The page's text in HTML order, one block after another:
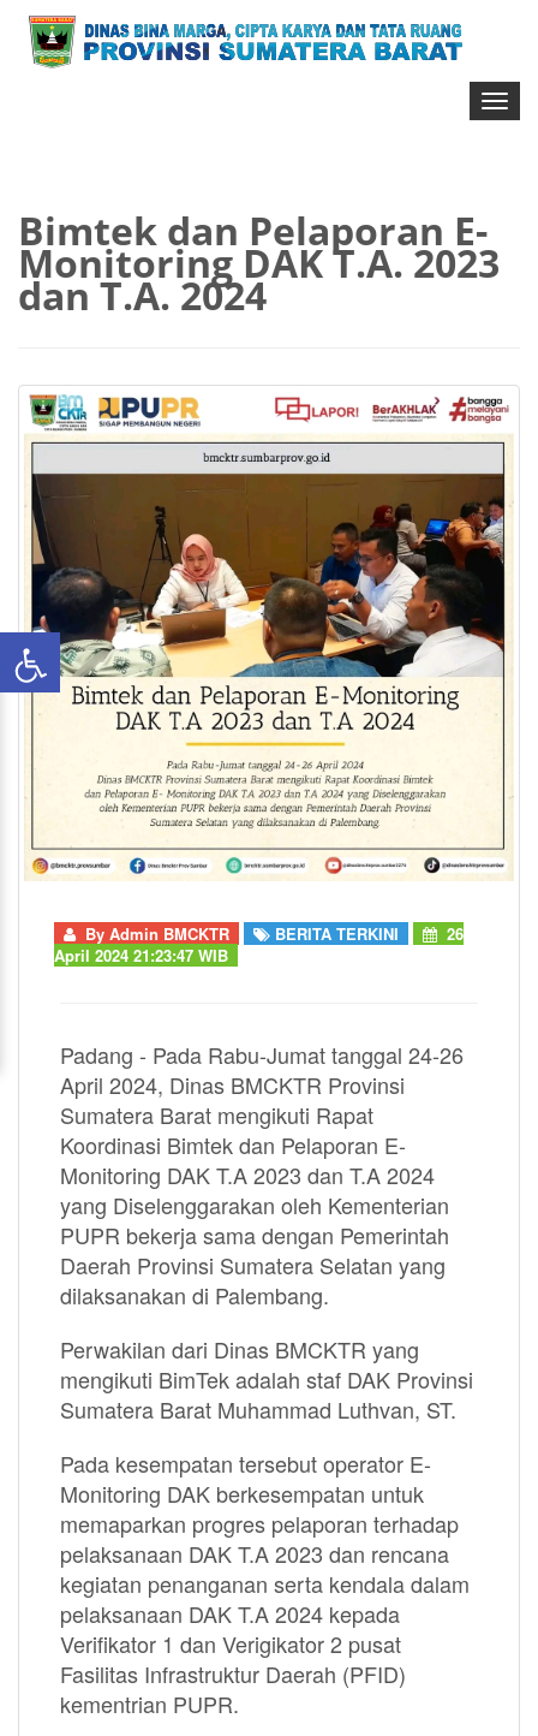
Toggle
Bimtek dan Pelaporan E-
Monitoring DAK T.A. 2023
dan T.A. 2024
By Admin BMCKTR BERITA TERKINI
26
April 2024 21:23:47 WIB
Padang - Pada Rabu-Jumat tanggal 24-26
April 2024, Dinas BMCKTR Provinsi
Sumatera Barat mengikuti Rapat
Koordinasi Bimtek dan Pelaporan E-
Monitoring DAK T.A 2023 dan T.A 2024
yang Diselenggarakan oleh Kementerian
PUPR bekerja sama dengan Pemerintah
Daerah Provinsi Sumatera Selatan yang
dilaksanakan di Palembang.
Perwakilan dari Dinas BMCKTR yang
mengikuti BimTek adalah staf DAK Provinsi
Sumatera Barat Muhammad Luthvan, ST.
Pada kesempatan tersebut operator E-
Monitoring DAK berkesempatan untuk
memaparkan progres pelaporan terhadap
pelaksanaan DAK T.A 2023 dan rencana
kegiatan penanganan serta kendala dalam
pelaksanaan DAK T.A 2024 kepada
Verifikator 1 dan Verigikator 2 pusat
Fasilitas Infrastruktur Daerah (PFID)
kementrian PUPR.